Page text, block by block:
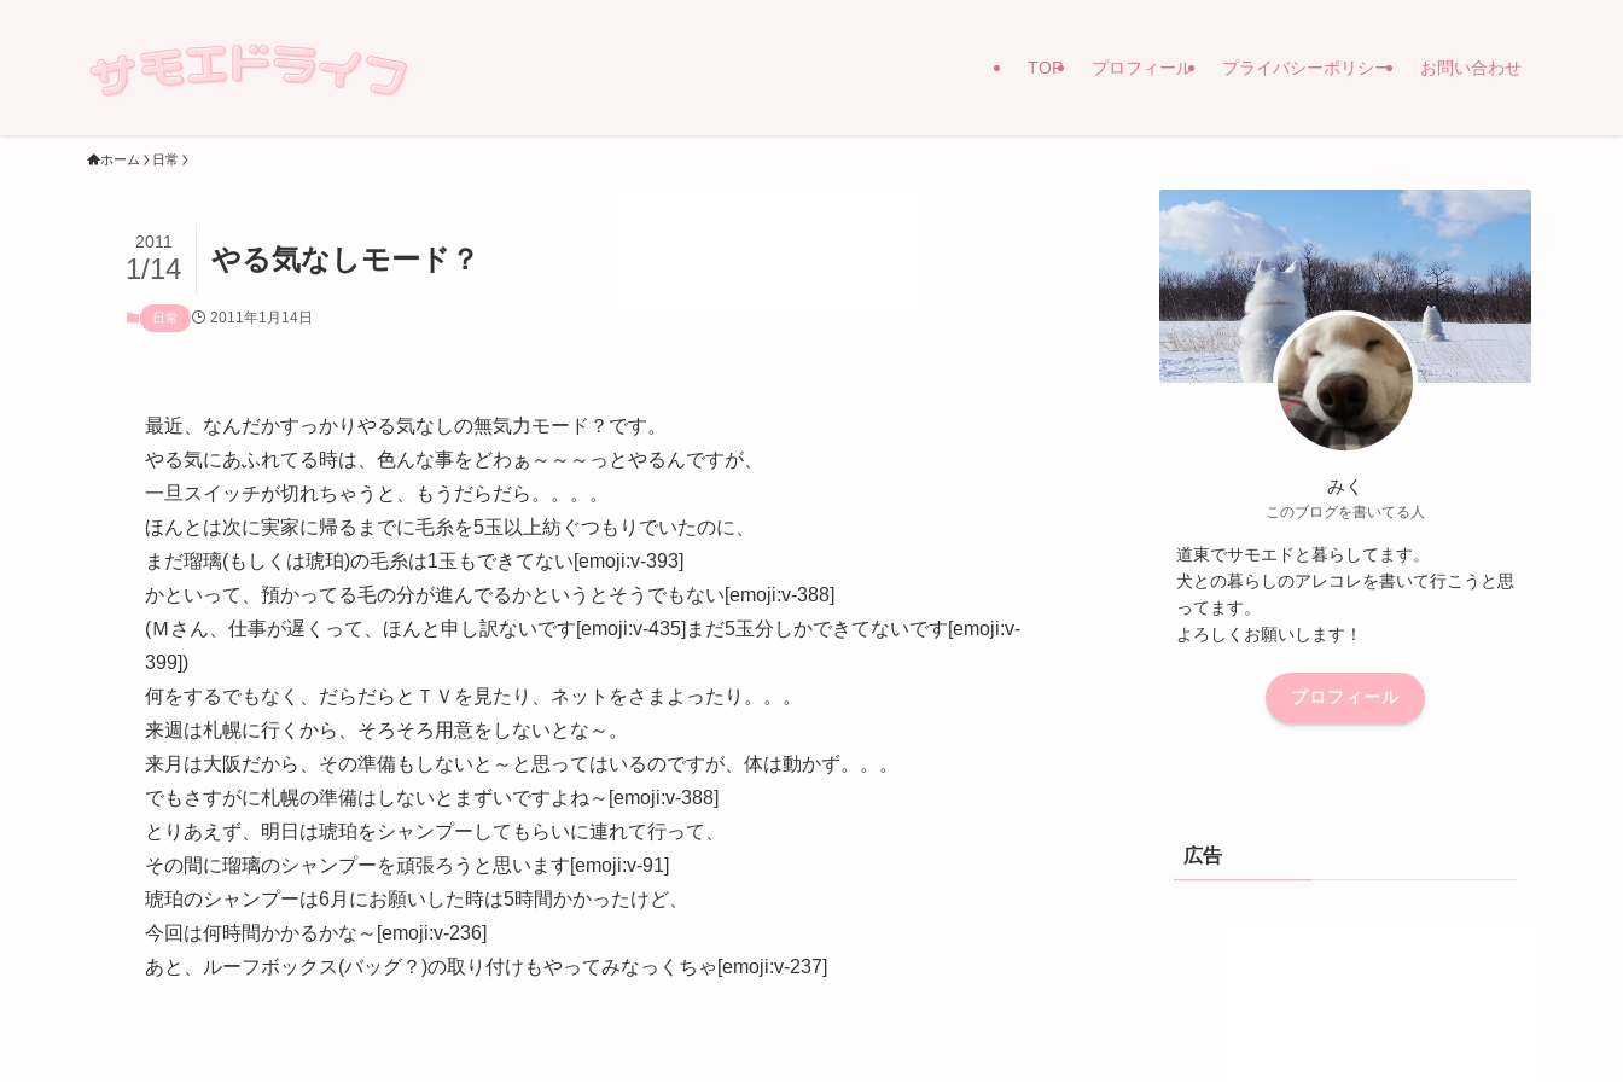
TOP プロフィール プライバシーポリシー お問い合わせ
ホーム 日常
やる気なしモード？
2011
1/14
日常 2011年1月14日
最近、なんだかすっかりやる気なしの無気力モード？です。
やる気にあふれてる時は、色んな事をどわぁ～～～っとやるんですが、
一旦スイッチが切れちゃうと、もうだらだら。。。。
ほんとは次に実家に帰るまでに毛糸を5玉以上紡ぐつもりでいたのに、
まだ瑠璃(もしくは琥珀)の毛糸は1玉もできてない[emoji:v-393]
かといって、預かってる毛の分が進んでるかというとそうでもない[emoji:v-388]
(Ｍさん、仕事が遅くって、ほんと申し訳ないです[emoji:v-435]まだ5玉分しかできてないです[emoji:v-
399])
何をするでもなく、だらだらとＴＶを見たり、ネットをさまよったり。。。
来週は札幌に行くから、そろそろ用意をしないとな～。
来月は大阪だから、その準備もしないと～と思ってはいるのですが、体は動かず。。。
でもさすがに札幌の準備はしないとまずいですよね～[emoji:v-388]
とりあえず、明日は琥珀をシャンプーしてもらいに連れて行って、
その間に瑠璃のシャンプーを頑張ろうと思います[emoji:v-91]
琥珀のシャンプーは6月にお願いした時は5時間かかったけど、
今回は何時間かかるかな～[emoji:v-236]
あと、ルーフボックス(バッグ？)の取り付けもやってみなっくちゃ[emoji:v-237]
みく
このブログを書いてる人
道東でサモエドと暮らしてます。
犬との暮らしのアレコレを書いて行こうと思
ってます。
よろしくお願いします！
プロフィール
広告